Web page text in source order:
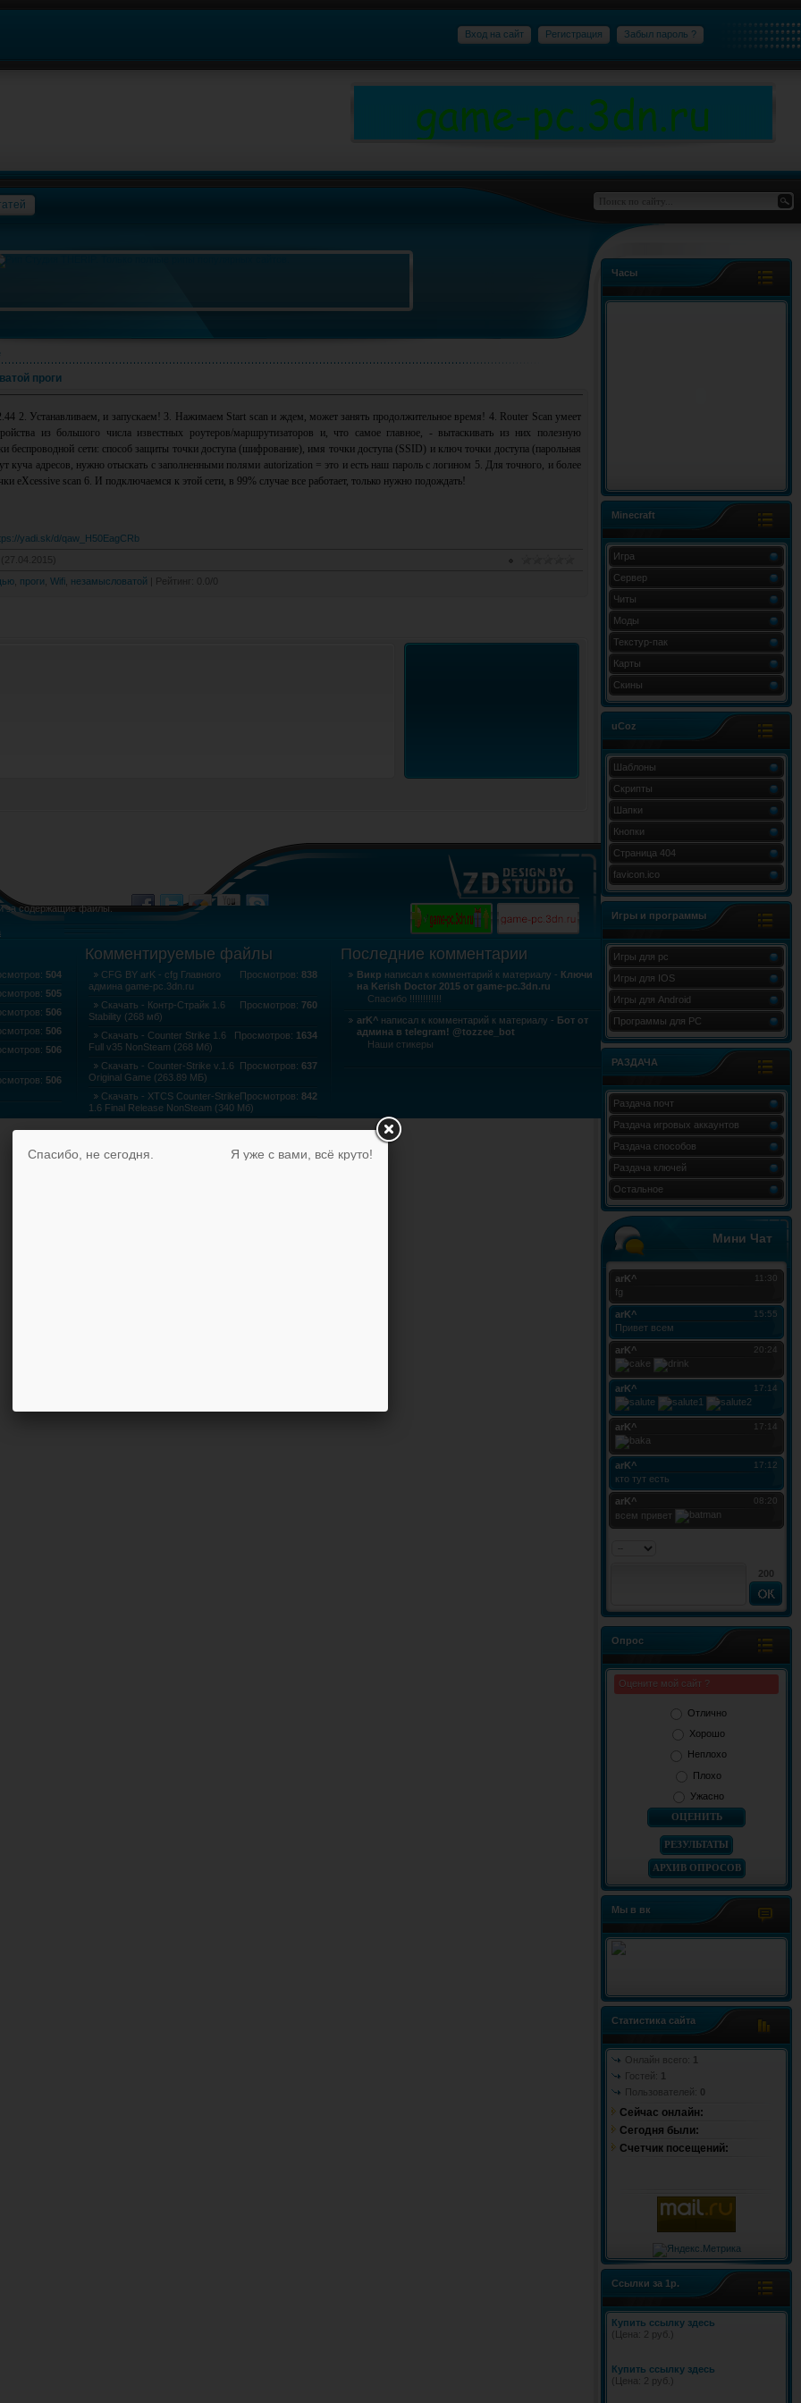
Вход на сайт Регистрация Забыл пароль ?
Часы
Minecraft
Игра
Сервер
Читы
Моды
Текстур-пак
Карты
Скины
uCoz
Шаблоны
Скрипты
Шапки
Кнопки
Страница 404
favicon.ico
Игры и программы
Игры для pc
Игры для IOS
Игры для Android
Программы для PC
РАЗДАЧА
Раздача почт
Раздача игровых аккаунтов
Раздача способов
Раздача ключей
Остальное
Мини Чат
200
Опрос
Оцените мой сайт ?
Отлично
Хорошо
Неплохо
Плохо
Ужасно
РЕЗУЛЬТАТЫ
АРХИВ ОПРОСОВ
Мы в вк
Статистика сайта
Онлайн всего: 1
Гостей: 1
Пользователей: 0
Сейчас онлайн:
Cегодня были:
Счетчик посещений:
Ссылки за 1р.
Купить ссылку здесь
(Цена: 2 руб.)
Купить ссылку здесь
(Цена: 2 руб.)
проги
2. Устанавливаем, и запускаем! 3. Нажимаем Start scan и ждем, может занять продолжительное время! 4. Router Scan умеет
из большого числа известных роутеров/маршрутизаторов и, что самое главное, - вытаскивать из них полезную
беспроводной сети: способ защиты точки доступа (шифрование), имя точки доступа (SSID) и ключ точки доступа (парольная
куча адресов, нужно отыскать с заполненными полями autorization = это и есть наш пароль с логином 5. Для точного, и более
eXcessive scan 6. И подключаемся к этой сети, в 99% случае все работает, только нужно подождать!
yadi.sk/d/qaw_H50EagCRb
(27.04.2015)
проги Wifi незамысловатой Рейтинг :
за содержащие файлы.
504
505
506
506
506
506
Последние комментарии
Викр написал к комментарий к материалу - Ключи
на Kerish Doctor 2015 от game-pc.3dn.ru
Спасибо !!!!!!!!!!!!
arK^ написал к комментарий к материалу - Бот от
админа в telegram! @tozzee_bot
Наши стикеры
Комментируемые файлы
Просмотров:838
CFG BY arK - cfg Главного
админа game-pc.3dn.ru
Просмотров:760
Скачать - Контр-Страйк 1.6
Stability (268 мб)
Просмотров: 1634
Скачать - Counter Strike 1.6
Full v35 NonSteam (268 Мб)
Просмотров:637
Скачать - Counter-Strike v.1.6
Original Game (263.89 МБ)
Просмотров:842
Скачать - XTCS Counter-Strike
1.6 Final Release NonSteam (340 Мб)
Спасибо, не сегодня. Я уже с вами, всё круто!